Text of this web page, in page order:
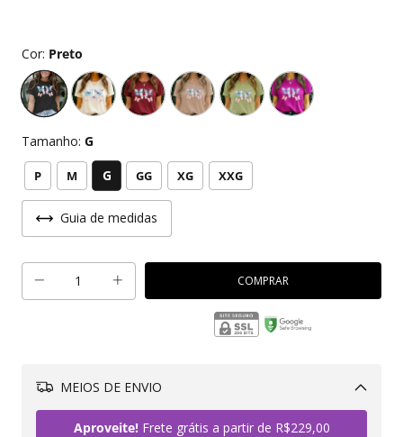
Cor: Preto
Tamanho: G
P M G GG XG XXG
Guia de medidas
MEIOS DE ENVIO
Aproveite!Frete grátis a partir de R$229,00